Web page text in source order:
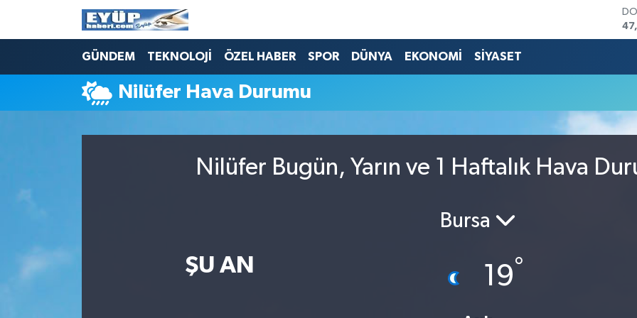
GÜNDEM TEKNOLOJİ ÖZEL HABER SPOR DÜNYA EKONOMİ SİYASET
Nilüfer Hava Durumu
Nilüfer Bugün, Yarın ve 1 Haftalık Hava
ŞU AN
Bursa
19°